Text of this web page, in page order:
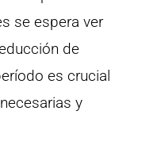
se espera ver
de
es crucial
y